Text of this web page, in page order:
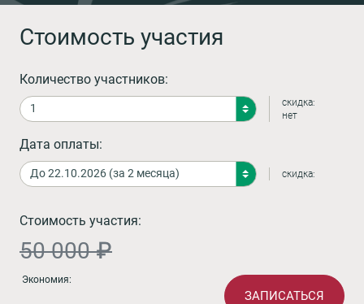
Стоимость участия
Количество участников:
скидка:
нет
Дата оплаты:
скидка:
Стоимость участия:
50 000 ₽
Экономия:
ЗАПИСАТЬСЯ